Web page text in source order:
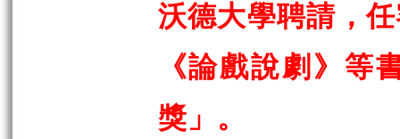
沃德大學聘請，
《論戲說劇》等
獎」。